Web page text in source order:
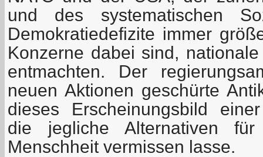
und des systematischen
Demokratiedefizite immer
Konzerne dabei sind,
entmachten. Der
neuen Aktionen geschürte
dieses Erscheinungsbild
die jegliche Alternativen
Menschheit vermissen lasse.